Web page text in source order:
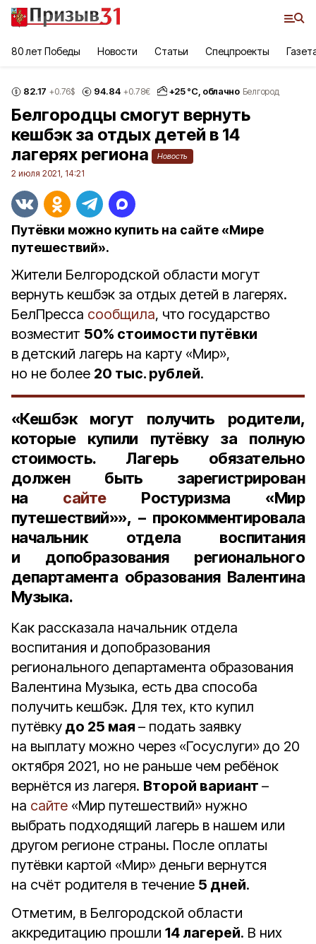
80 лет Победы Новости Статьи Спецпроекты
82.17 +0.76$ 94.84 +0.78€ +25°С, облачно Белгород
Белгородцы смогут вернуть
кешбэк за отдых детей в 14
лагерях региона
Новость
2 июля 2021, 14:21
Путёвки можно купить на сайте «Мире
путешествий».
Жители Белгородской области могут
вернуть кешбэк за отдых детей в лагерях.
БелПресса сообщила, что государство
возместит 50% стоимости путёвки
в детский лагерь на карту «Мир»,
но не более 20 тыс. рублей.
«Кешбэк могут получить родители,
которые купили путёвку за полную
стоимость. Лагерь обязательно
должен быть зарегистрирован
на сайтеРостуризма «Мир
путешествий»», – прокомментировала
начальник отдела воспитания
и допобразования регионального
департамента образования Валентина
Музыка.
Как рассказала начальник отдела
воспитания и допобразования
регионального департамента образования
Валентина Музыка, есть два способа
получить кешбэк. Для тех, кто купил
путёвку до 25 мая – подать заявку
на выплату можно через «Госуслуги» до 20
октября 2021, но не раньше чем ребёнок
вернётся из лагеря. Второй вариант –
на сайте «Мир путешествий» нужно
выбрать подходящий лагерь в нашем или
другом регионе страны. После оплаты
путёвки картой «Мир» деньги вернутся
на счёт родителя в течение 5 дней.
Отметим, в Белгородской области
аккредитацию прошли 14 лагерей. В них